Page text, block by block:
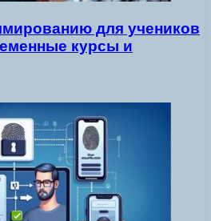
для учеников
курсы и